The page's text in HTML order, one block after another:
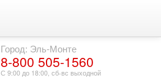
Город: Эль-Монте
8-800 505-1560
С 9:00 до 18:00, сб-вс выходной